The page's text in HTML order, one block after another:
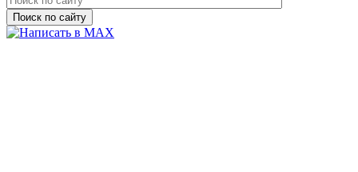
Поиск по сайту